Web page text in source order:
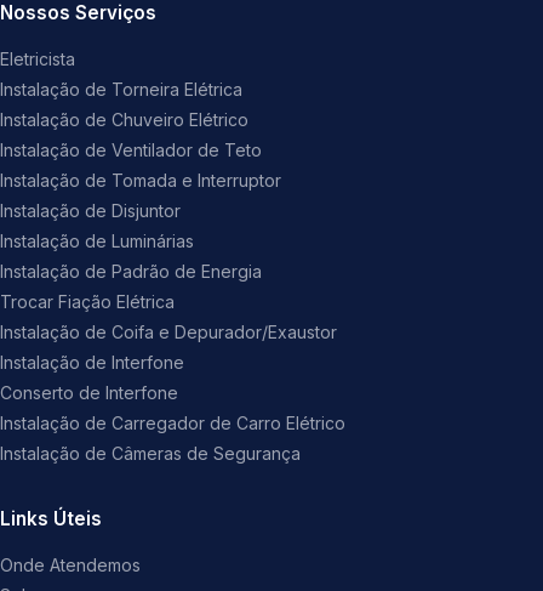
Nossos Serviços
Eletricista
Instalação de Torneira Elétrica
Instalação de Chuveiro Elétrico
Instalação de Ventilador de Teto
Instalação de Tomada e Interruptor
Instalação de Disjuntor
Instalação de Luminárias
Instalação de Padrão de Energia
Trocar Fiação Elétrica
Instalação de Coifa e Depurador/Exaustor
Instalação de Interfone
Conserto de Interfone
Instalação de Carregador de Carro Elétrico
Instalação de Câmeras de Segurança
Links Úteis
Onde Atendemos